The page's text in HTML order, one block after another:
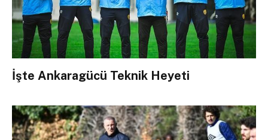
İşte Ankaragücü Teknik Heyeti